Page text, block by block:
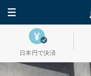
日本円で決済